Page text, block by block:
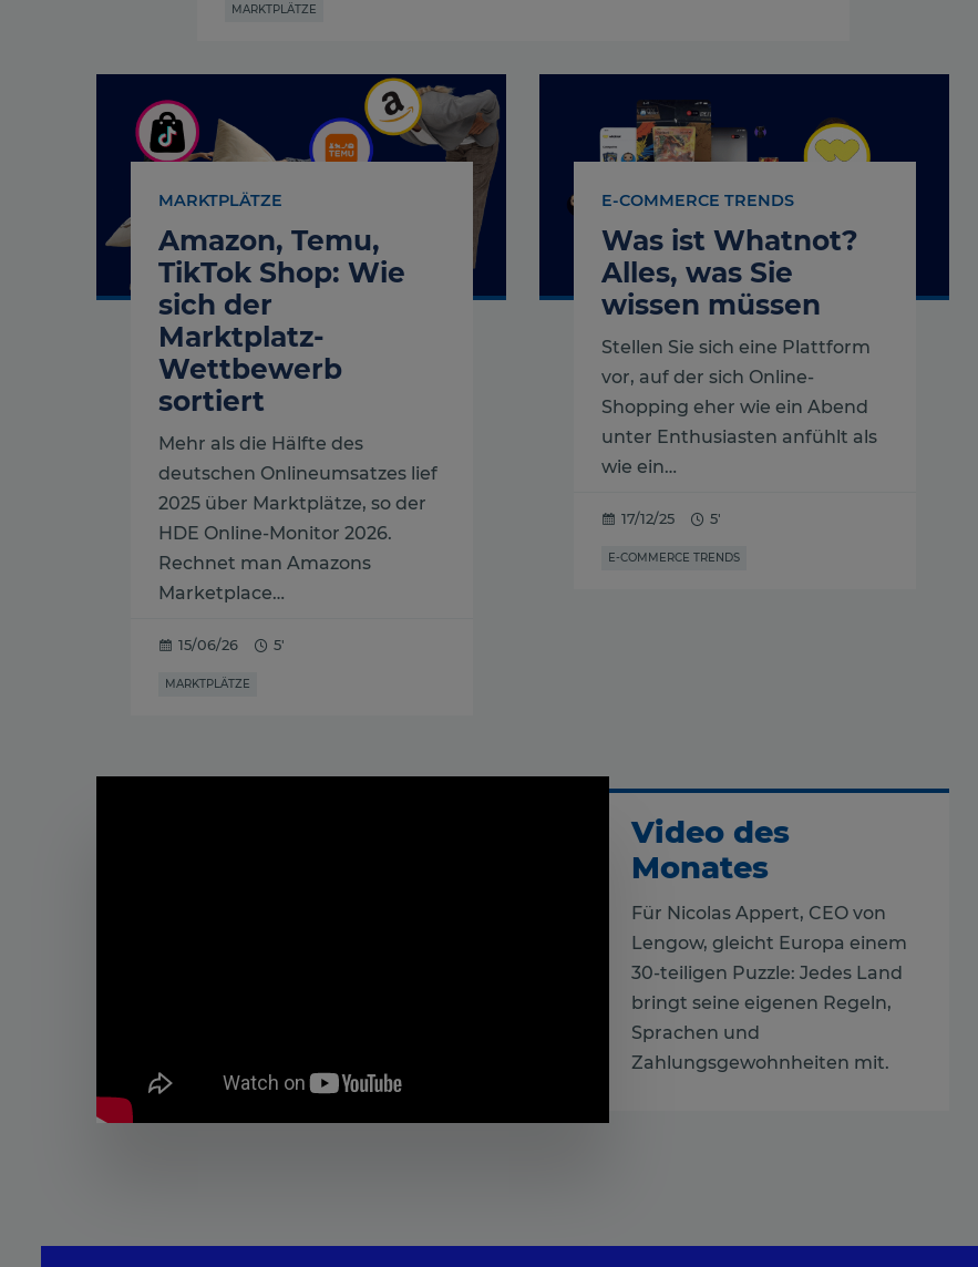
MARKTPLÄTZE
MARKTPLÄTZE
Amazon, Temu,
TikTok Shop: Wie
sich der
Marktplatz-
Wettbewerb
sortiert
Mehr als die Hälfte des
deutschen Onlineumsatzes lief
2025 über Marktplätze, so der
HDE Online-Monitor 2026.
Rechnet man Amazons
Marketplace…
15/06/26 5'
MARKTPLÄTZE
E-COMMERCE TRENDS
Was ist Whatnot?
Alles, was Sie
wissen müssen
Stellen Sie sich eine Plattform
vor, auf der sich Online-
Shopping eher wie ein Abend
unter Enthusiasten anfühlt als
wie ein…
17/12/25 5'
E-COMMERCE TRENDS
Video des
Monates
Für Nicolas Appert, CEO von
Lengow, gleicht Europa einem
30-teiligen Puzzle: Jedes Land
bringt seine eigenen Regeln,
Sprachen und
Zahlungsgewohnheiten mit.